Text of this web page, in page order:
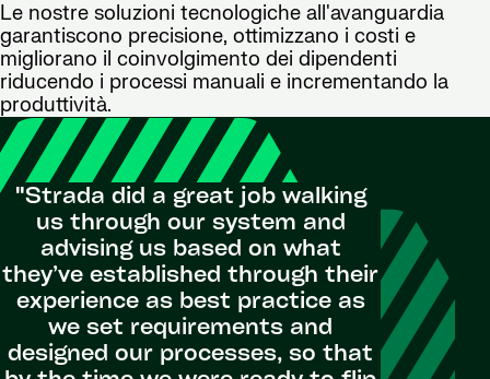
Le nostre soluzioni tecnologiche all'avanguardia
garantiscono precisione, ottimizzano i costi e
migliorano il coinvolgimento dei dipendenti
riducendo i processi manuali e incrementando la
produttività.
"Strada did a great job walking
us through our system and
advising us based on what
they’ve established through their
experience as best practice as
we set requirements and
designed our processes, so that